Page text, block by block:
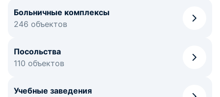
Больничные комплексы
246 объектов
Посольства
110 объектов
Учебные заведения